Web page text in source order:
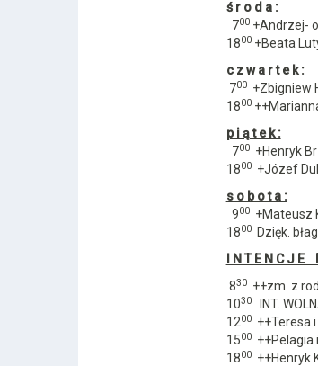
ś r o d a :
700 +Andrzej-
1800 +Beata
c z w a r t e k :
700 +Zbigniew
1800
p i ą t e k :
700+Henryk
1800 +Józef
s o b o t a :
900+Mateusz
1800Dzięk.
I N T E N C J
830++zm. z
1030
INT.
1200 ++Teresa
1500 ++Pelagia
1800 ++Henryk